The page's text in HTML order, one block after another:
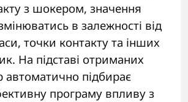
з шокером, значення
в залежності від
точки контакту та інших
На підставі отриманих
підбирає
програму впливу з